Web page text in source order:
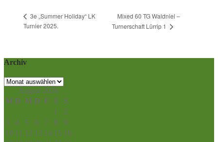
3e „Summer Holiday“ LK
Turnier 2025.
Mixed 60 TG Waldniel –
Turnerschaft Lürrip 1
Archiv
Archiv
August 2026
M D M D F S
S
1
2
3
4 5 6 7 8
9
10 11 12 13 14 15 16